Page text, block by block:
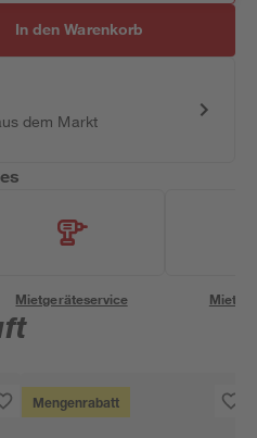
In den Warenkorb
dem Markt
Mietgeräteservice
Mengenrabatt